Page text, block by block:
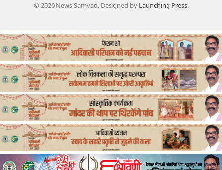
© 2026 News Samvad. Designed by Launching Press.